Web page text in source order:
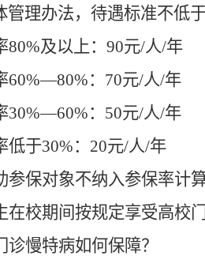
管理办法，待遇标准不低
80%及以上： 90元/人/年
60%—80%： 70元/人/年
30%—60%： 50元/人/年
低于30%： 20元/人/年
参保对象不纳入参保率计算
在校期间按规定享受高校
诊慢特病如何保障？